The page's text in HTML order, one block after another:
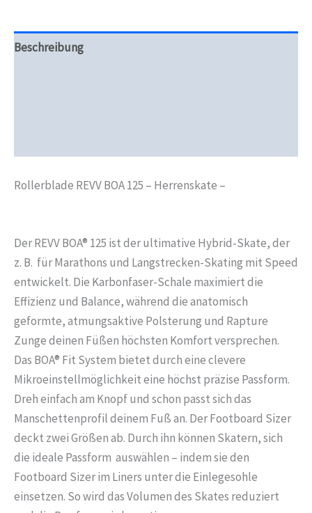
Beschreibung
Rollerblade REVV BOA 125 – Herrenskate –
Der REVV BOA® 125 ist der ultimative Hybrid-Skate, der
z. B. für Marathons und Langstrecken-Skating mit Speed
entwickelt. Die Karbonfaser-Schale maximiert die
Effizienz und Balance, während die anatomisch
geformte, atmungsaktive Polsterung und Rapture
Zunge deinen Füßen höchsten Komfort versprechen.
Das BOA® Fit System bietet durch eine clevere
Mikroeinstellmöglichkeit eine höchst präzise Passform.
Dreh einfach am Knopf und schon passt sich das
Manschettenprofil deinem Fuß an. Der Footboard Sizer
deckt zwei Größen ab. Durch ihn können Skatern, sich
die ideale Passform auswählen – indem sie den
Footboard Sizer im Liners unter die Einlegesohle
einsetzen. So wird das Volumen des Skates reduziert